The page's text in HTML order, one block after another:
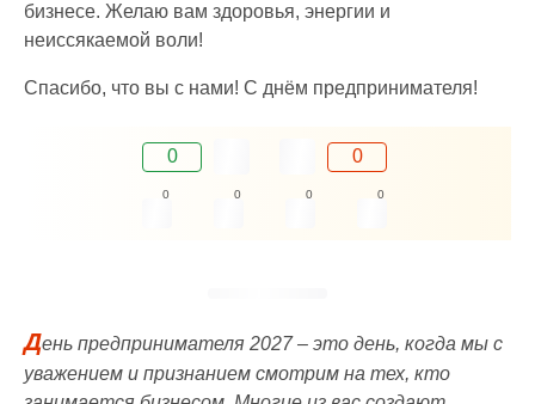
бизнесе. Желаю вам здоровья, энергии и
неиссякаемой воли!
Спасибо, что вы с нами! С днём предпринимателя!
0 0
0 0 0 0
День предпринимателя 2027 – это день, когда мы с
уважением и признанием смотрим на тех, кто